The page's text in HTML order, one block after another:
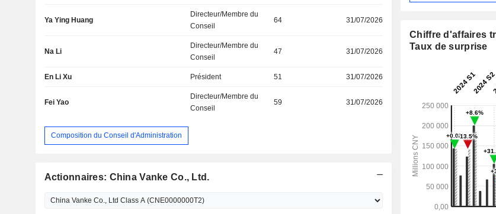
Ya Ying Huang
Directeur/Membre du
Conseil
64 31/07/2026
Na Li
Directeur/Membre du
Conseil
47 31/07/2026
En Li Xu Président 51 31/07/2026
Fei Yao
Directeur/Membre du
Conseil
59 31/07/2026
Composition du Conseil d'Administration
Actionnaires: China Vanke Co., Ltd.
Chiffre d'affaires
Taux de surprise